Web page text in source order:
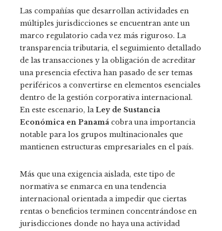
Las compañías que desarrollan actividades en
múltiples jurisdicciones se encuentran ante un
marco regulatorio cada vez más riguroso. La
transparencia tributaria, el seguimiento detallado
de las transacciones y la obligación de acreditar
una presencia efectiva han pasado de ser temas
periféricos a convertirse en elementos esenciales
dentro de la gestión corporativa internacional.
En este escenario, laLey de Sustancia
Económica en Panamá cobra una importancia
notable para los grupos multinacionales que
mantienen estructuras empresariales en el país.
Más que una exigencia aislada, este tipo de
normativa se enmarca en una tendencia
internacional orientada a impedir que ciertas
rentas o beneficios terminen concentrándose en
jurisdicciones donde no haya una actividad